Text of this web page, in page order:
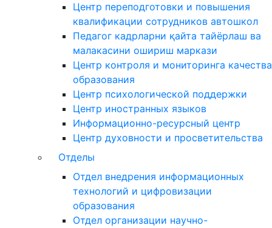
Центр переподготовки и повышения
квалификации сотрудников автошкол
Педагог кадрларни қайта тайёрлаш ва
малакасини ошириш маркази
Центр контроля и мониторинга качества
образования
Центр психологической поддержки
Центр иностранных языков
Информационно-ресурсный центр
Центр духовности и просветительства
Отделы
Отдел внедрения информационных
технологий и цифровизации
образования
Отдел организации научно-